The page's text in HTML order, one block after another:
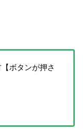
ボタンが押さ